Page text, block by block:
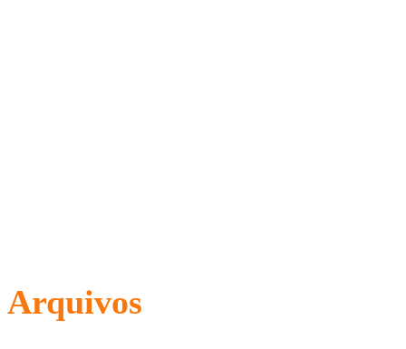
Arquivos